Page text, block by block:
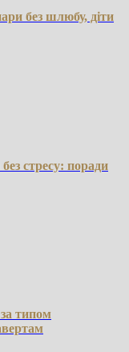
без шлюбу, діти
стресу: поради
типом